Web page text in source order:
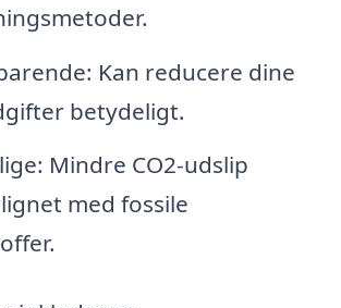
Kan reducere dine
betydeligt.
Mindre CO2-udslip
med fossile